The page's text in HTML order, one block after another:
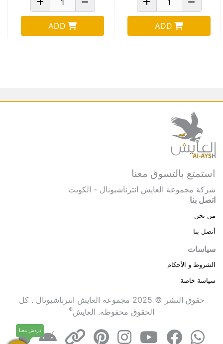
ADD
ADD
استمتع بالتسوق معنا
شركة مجموعة العايش انترناشيونال - الكويت
اتصل بنا
من نحن
أتصل بنا
سياسات
الشروط و الأحكام
سياسة خاصة
حقوق النشر © 2025 مجموعة العايش انترناشيونال . كل
الحقوق محفوظة. العايش®
دردش معنا